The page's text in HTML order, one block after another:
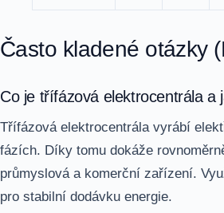
Často kladené otázky
Co je třífázová elektrocentrála a
Třífázová elektrocentrála vyrábí
fázích. Díky tomu dokáže
průmyslová a komerční zařízení.
pro stabilní dodávku energie.